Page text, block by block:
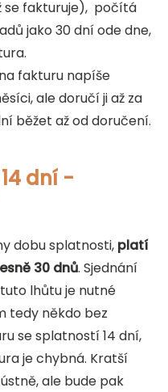
se fakturuje), počítá
jako 30 dní ode dne,
fakturu napíše
ale doručí ji až za
běžet až od doručení.
dní -
dobu splatnosti, platí
30 dnů. Sjednání
lhůtu je nutné
tedy někdo bez
se splatností 14 dní,
je chybná. Kratší
ale bude pak